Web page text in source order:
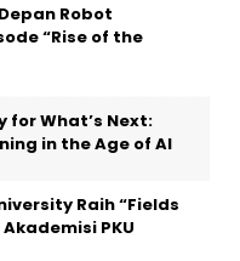
Robot
“Rise of the
for What’s Next:
in the Age of AI
Raih “Fields
PKU